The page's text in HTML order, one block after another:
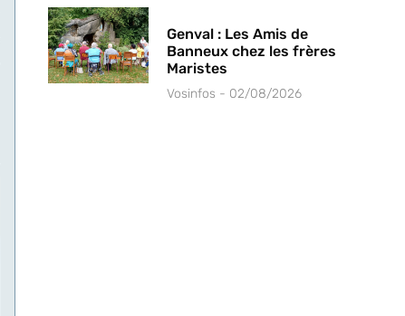
Genval : Les Amis de
Banneux chez les frères
Maristes
Vosinfos 02/08/2026